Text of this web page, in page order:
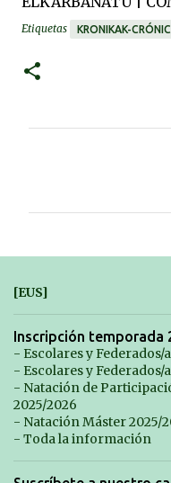
Etiquetas KRONIKAK-
n
r
i
o
s
[EUS]
Inscripción temporada
- Escolares y Federados/
- Escolares y Federados/
- Natación de
2025/2026
- Natación Máster 2025/
- Toda la información